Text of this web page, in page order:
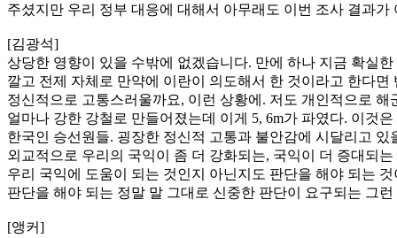
주셨지만 우리 정부 대응에 대해서 아무래도 이번 조사 결과
[김광석]
상당한 영향이 있을 수밖에 없겠습니다. 만에 하나 지금 확실
깔고 전제 자체로 만약에 이란이 의도해서 한 것이라고 한다
정신적으로 고통스러울까요, 이런 상황에. 저도 개인적으로
얼마나 강한 강철로 만들어졌는데 이게 5, 6m가 파였다. 이것
한국인 승선원들. 굉장한 정신적 고통과 불안감에 시달리고
외교적으로 우리의 국익이 좀 더 강화되는, 국익이 더 증대되
우리 국익에 도움이 되는 것인지 아닌지도 판단을 해야 되는
판단을 해야 되는 정말 말 그대로 신중한 판단이 요구되는 그
[앵커]